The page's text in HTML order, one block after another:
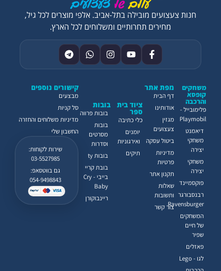
קישורים נוספים
מבצעים
סל קניות
מדיניות משלוחים והחזרה
החשבון שלי
שירות לקוחות:
03-5527985
גם בווטסאפ:
054-9498843
ציוד בית
ספר
כלי כתיבה
יומנים
ואירגוניות
תיקים
בובות
בובות פרווה
בובות
מסרטים
וסדרות
בובות ty
בובת קריי
בייבי - Cry
Baby
ריינבוקורן
משחקים
קופסא
והרכבה
פלימובייל -
Playmobil
דיאמנט
משחקי
יצירה
משחקי
יצירה
פוקסמיינד
רבנסבורגר
Ravensburger
המשחקים
של חיים
שפיר
פאזלים
לגו - Lego
מפת אתר
דף הבית
אודותינו
מגזין
צעצועים
ביטול עסקה
מדיניות
פרטיות
תקנון אתר
שאלות
ותשובות
צור קשר
חנות צעצועים מובילה בתל-אביב. אלפי מוצרים לכל גיל,
מחירים תחרותיים ומשלוחים לכל הארץ.